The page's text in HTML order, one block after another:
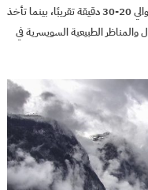
عن طريق القطار أو السيارة. تبعد الرحلة بالسيارة حوالي 20-30 دقيقة تقريبًا، بينما تأخذ
والمناظر الطبيعية السويسرية في